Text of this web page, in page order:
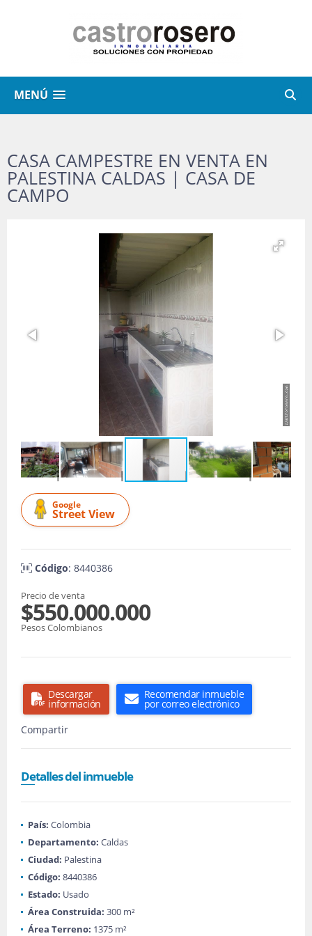
MENÚ
CASA CAMPESTRE EN VENTA EN
PALESTINA CALDAS | CASA DE
CAMPO
Google
Street View
Código: 8440386
Precio de venta
$550.000.000
Pesos Colombianos
Descargar
información
Recomendar inmueble
por correo electrónico
Compartir
Detalles del inmueble
País: Colombia
Departamento: Caldas
Ciudad: Palestina
Código: 8440386
Estado: Usado
Área Construida: 300 m²
Área Terreno: 1375 m²